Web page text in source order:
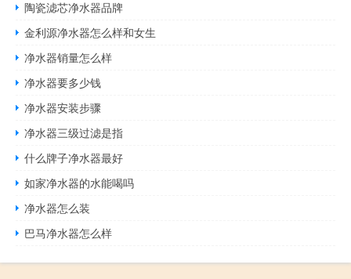
陶瓷滤芯净水器品牌
金利源净水器怎么样和女生
净水器销量怎么样
净水器要多少钱
净水器安装步骤
净水器三级过滤是指
什么牌子净水器最好
如家净水器的水能喝吗
净水器怎么装
巴马净水器怎么样